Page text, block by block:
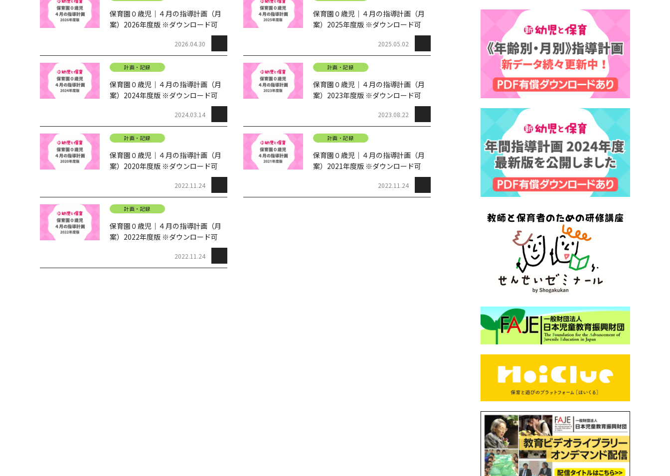
保育園０歳児｜４月の指導計画（月
案）2026年度版 ※ダウンロード可
2026.04.30
保育園０歳児｜４月の指導計画（月
案）2025年度版 ※ダウンロード可
2025.05.02
計画・記録
保育園０歳児｜４月の指導計画（月
案）2024年度版 ※ダウンロード可
2024.03.14
計画・記録
保育園０歳児｜４月の指導計画（月
案）2023年度版 ※ダウンロード可
2023.08.22
計画・記録
保育園０歳児｜４月の指導計画（月
案）2020年度版 ※ダウンロード可
2022.11.24
計画・記録
保育園０歳児｜４月の指導計画（月
案）2021年度版 ※ダウンロード可
2022.11.24
計画・記録
保育園０歳児｜４月の指導計画（月
案）2022年度版 ※ダウンロード可
2022.11.24